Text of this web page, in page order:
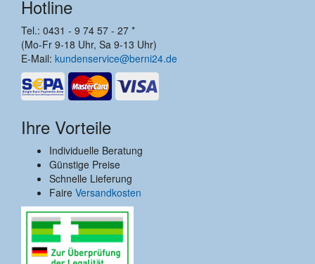
Hotline
Tel.: 0431 - 9 74 57 - 27 *
(Mo-Fr 9-18 Uhr, Sa 9-13 Uhr)
E-Mail: kundenservice@berni24.de
Ihre Vorteile
Individuelle Beratung
Günstige Preise
Schnelle Lieferung
Faire Versandkosten